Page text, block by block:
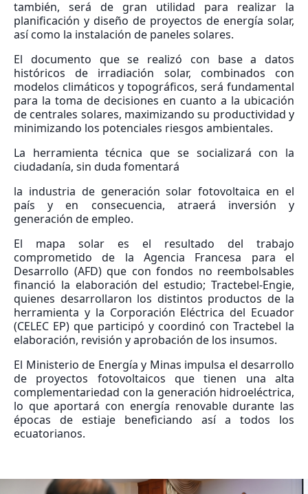
también, será de gran utilidad para realizar la
planificación y diseño de proyectos de energía solar,
así como la instalación de paneles solares.
El documento que se realizó con base a datos
históricos de irradiación solar, combinados con
modelos climáticos y topográficos, será fundamental
para la toma de decisiones en cuanto a la ubicación
de centrales solares, maximizando su productividad y
minimizando los potenciales riesgos ambientales.
La herramienta técnica que se socializará con la
ciudadanía, sin duda fomentará
la industria de generación solar fotovoltaica en el
país y en consecuencia, atraerá inversión y
generación de empleo.
El mapa solar es el resultado del trabajo
comprometido de la Agencia Francesa para el
Desarrollo (AFD) que con fondos no reembolsables
financió la elaboración del estudio; Tractebel-Engie,
quienes desarrollaron los distintos productos de la
herramienta y la Corporación Eléctrica del Ecuador
(CELEC EP) que participó y coordinó con Tractebel la
elaboración, revisión y aprobación de los insumos.
El Ministerio de Energía y Minas impulsa el desarrollo
de proyectos fotovoltaicos que tienen una alta
complementariedad con la generación hidroeléctrica,
lo que aportará con energía renovable durante las
épocas de estiaje beneficiando así a todos los
ecuatorianos.